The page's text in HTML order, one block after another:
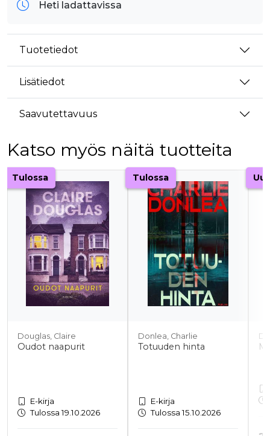
Heti ladattavissa
Tuotetiedot
Lisätiedot
Saavutettavuus
Katso myös näitä tuotteita
Tuoteluettelon alku
Tulossa
Douglas, Claire
Oudot naapurit
E-kirja
Tulossa 19.10.2026
Tulossa
Donlea, Charlie
Totuuden hinta
E-kirja
Tulossa 15.10.2026